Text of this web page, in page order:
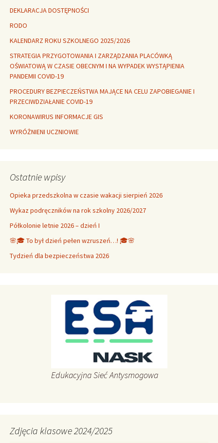
DEKLARACJA DOSTĘPNOŚCI
RODO
KALENDARZ ROKU SZKOLNEGO 2025/2026
STRATEGIA PRZYGOTOWANIA I ZARZĄDZANIA PLACÓWKĄ
OŚWIATOWĄ W CZASIE OBECNYM I NA WYPADEK WYSTĄPIENIA
PANDEMII COVID-19
PROCEDURY BEZPIECZEŃSTWA MAJĄCE NA CELU ZAPOBIEGANIE I
PRZECIWDZIAŁANIE COVID-19
KORONAWIRUS INFORMACJE GIS
WYRÓŻNIENI UCZNIOWIE
Ostatnie wpisy
Opieka przedszkolna w czasie wakacji sierpień 2026
Wykaz podręczników na rok szkolny 2026/2027
Półkolonie letnie 2026 – dzień I
🌸🎓 To był dzień pełen wzruszeń…! 🎓🌸
Tydzień dla bezpieczeństwa 2026
Edukacyjna Sieć Antysmogowa
Zdjęcia klasowe 2024/2025